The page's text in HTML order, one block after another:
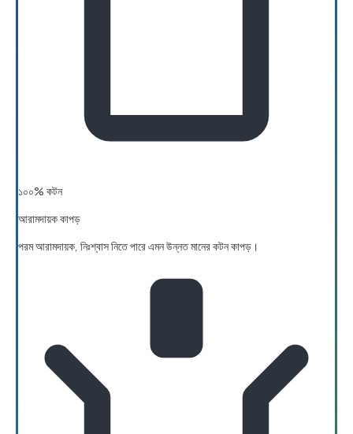
১০০% কটন
আরামদায়ক কাপড়
পরম আরামদায়ক, নিঃশ্বাস নিতে পারে এমন উন্নত মানের কটন কাপড়।